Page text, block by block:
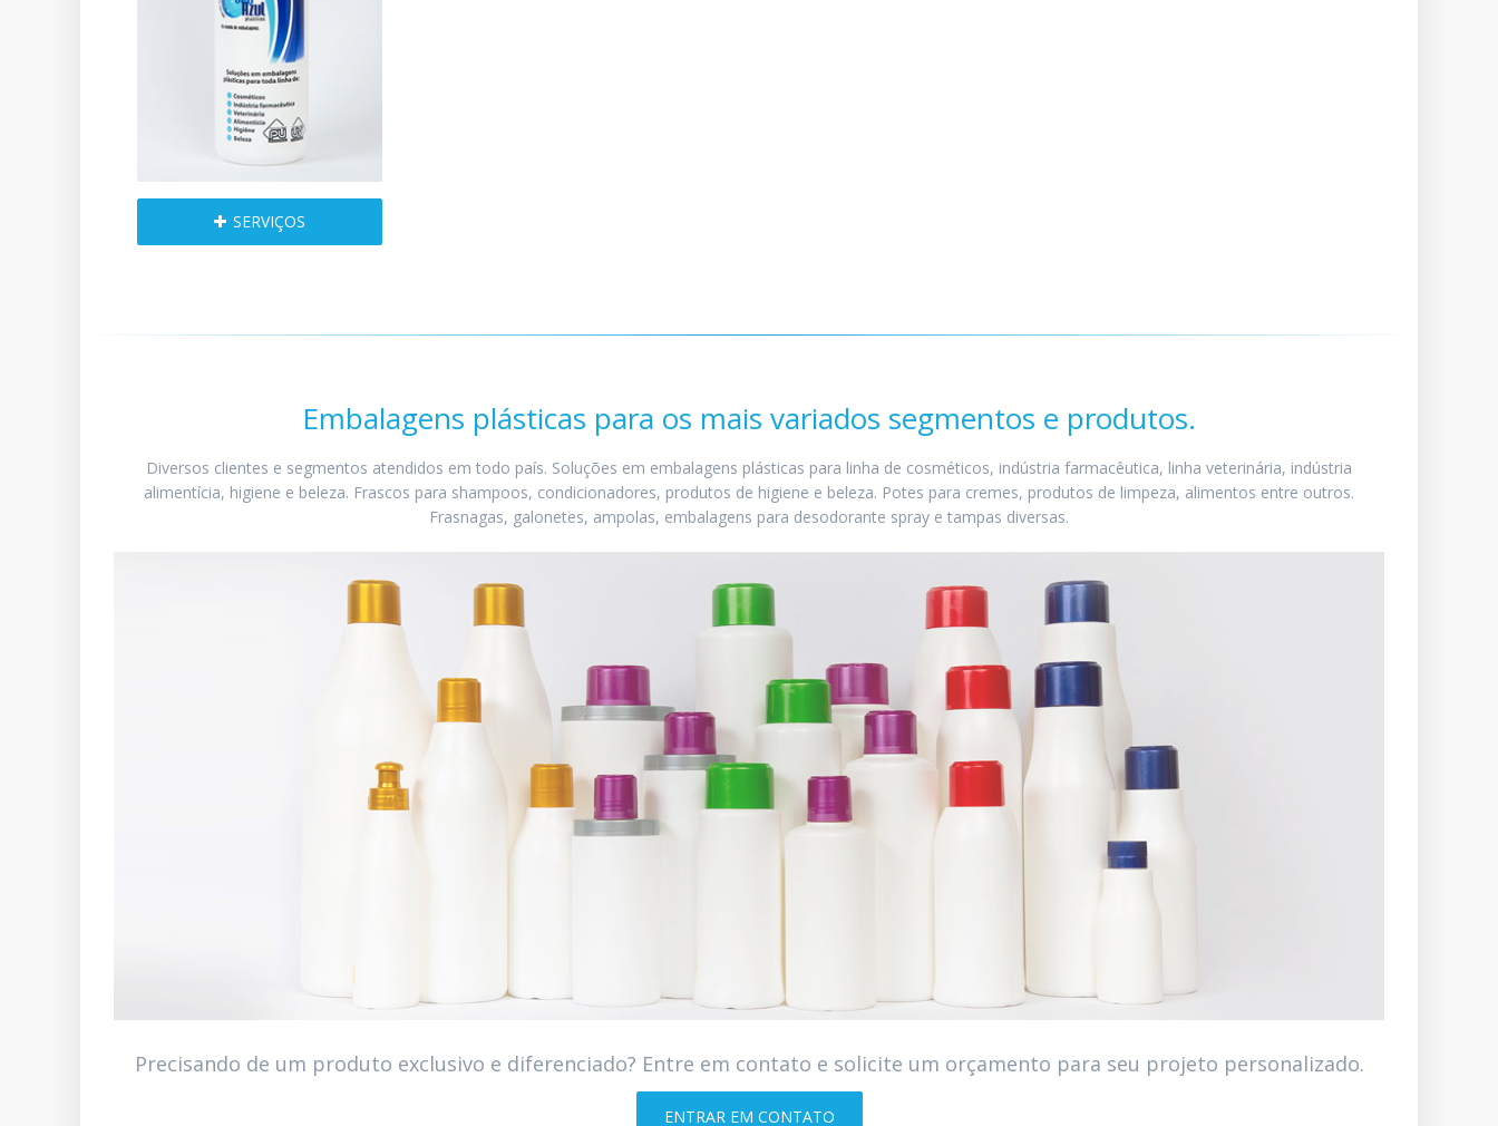
SERVIÇOS
Embalagens plásticas para os mais variados segmentos e produtos.
Diversos clientes e segmentos atendidos em todo país. Soluções em embalagens plásticas para linha de cosméticos, indústria farmacêutica, linha veterinária, indústria
alimentícia, higiene e beleza. Frascos para shampoos, condicionadores, produtos de higiene e beleza. Potes para cremes, produtos de limpeza, alimentos entre outros.
Frasnagas, galonetes, ampolas, embalagens para desodorante spray e tampas diversas.
Precisando de um produto exclusivo e diferenciado? Entre em contato e solicite um orçamento para seu projeto personalizado.
ENTRAR EM CONTATO